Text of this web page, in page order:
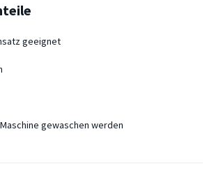
geeignet
gewaschen werden